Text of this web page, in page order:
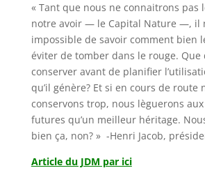
« Tant que nous ne connaitrons pas
notre avoir — le Capital Nature —, il
impossible de savoir comment bien
éviter de tomber dans le rouge. Que
conserver avant de planifier
qu’il génère? Et si en cours de route
conservons trop, nous lèguerons
futures qu’un meilleur héritage.
bien ça, non? » -Henri Jacob,
Article du JDM par ici